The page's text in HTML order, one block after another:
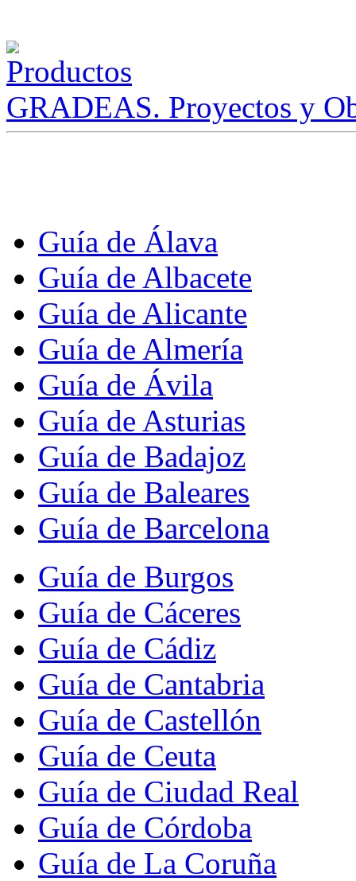
GRADEAS. Proyectos y
Guía de Álava
Guía de Albacete
Guía de Alicante
Guía de Almería
Guía de Ávila
Guía de Asturias
Guía de Badajoz
Guía de Baleares
Guía de Barcelona
Guía de Burgos
Guía de Cáceres
Guía de Cádiz
Guía de Cantabria
Guía de Castellón
Guía de Ceuta
Guía de Ciudad Real
Guía de Córdoba
Guía de La Coruña